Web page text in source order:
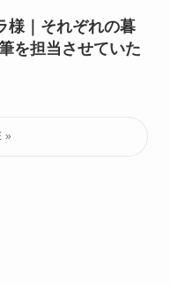
様｜それぞれの暮
を担当させていた